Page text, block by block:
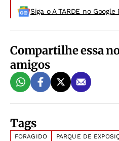
Siga o A TARDE no
Compartilhe essa
amigos
Tags
FORAGIDO PARQUE DE